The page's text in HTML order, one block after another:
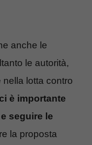
anche le
le autorità,
lotta contro
è importante
seguire le
la proposta